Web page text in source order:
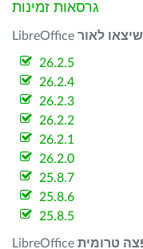
גרסאות זמינות
שיצאו לאור
26.2.5
26.2.4
26.2.3
26.2.2
26.2.1
26.2.0
25.8.7
25.8.6
25.8.5
טרומית